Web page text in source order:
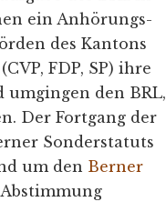
ein Anhörungs-
des Kantons
FDP, SP) ihre
den BRL,
Der Fortgang der
Sonderstatuts
um den Berner